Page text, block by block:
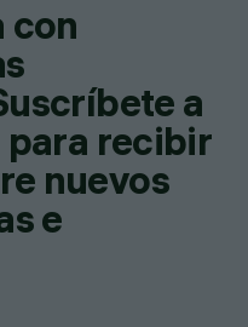
con
a
recibir
nuevos
e